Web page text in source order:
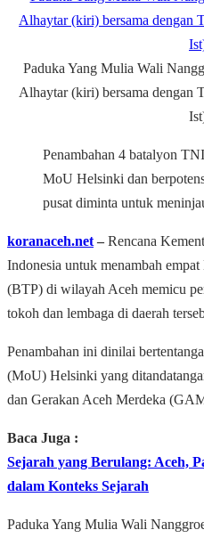
Paduka Yang Mulia Wali
Alhaytar (kiri) bersama dengan
Penambahan 4 batalyon
MoU Helsinki dan
pusat diminta untuk
koranaceh.net ‒ Rencana
Indonesia untuk menambah
(BTP) di wilayah Aceh memicu
tokoh dan lembaga di daerah
Penambahan ini dinilai
(MoU) Helsinki yang
dan Gerakan Aceh Merdeka
Baca Juga :
Sejarah yang Berulang: Aceh,
dalam Konteks Sejarah
Paduka Yang Mulia Wali